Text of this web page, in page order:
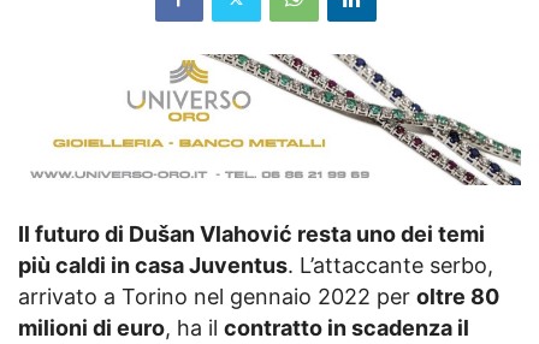
Il futuro di Dušan Vlahović resta uno dei temi
più caldi in casa Juventus. L’attaccante serbo,
arrivato a Torino nel gennaio 2022 per oltre 80
milioni di euro, ha il contratto in scadenza il